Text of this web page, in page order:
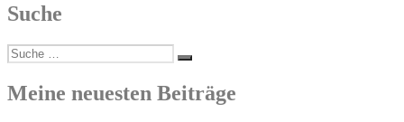
Suche
Suche
nach:
Suchen
Meine neuesten Beiträge